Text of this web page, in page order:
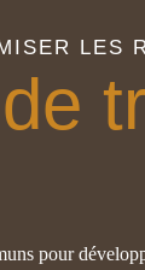
LES
pour